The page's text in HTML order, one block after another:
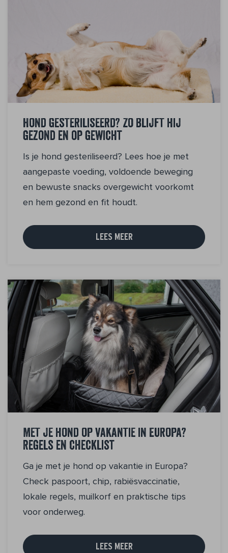
Hond gesteriliseerd? Zo blijft hij
gezond en op gewicht
Is je hond gesteriliseerd? Lees hoe je met
aangepaste voeding, voldoende beweging
en bewuste snacks overgewicht voorkomt
en hem gezond en fit houdt.
LEES MEER
Met je hond op vakantie in Europa?
Regels en checklist
Ga je met je hond op vakantie in Europa?
Check paspoort, chip, rabiësvaccinatie,
lokale regels, muilkorf en praktische tips
voor onderweg.
LEES MEER